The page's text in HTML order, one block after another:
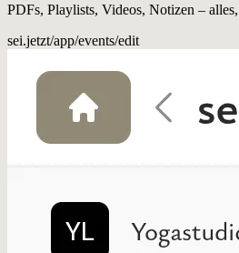
PDFs, Playlists, Videos, Notizen –
sei.jetzt/app/events/edit